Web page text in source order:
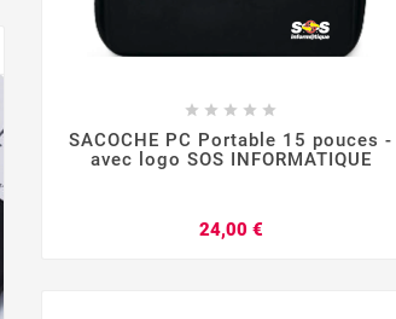
    
SACOCHE PC Portable 15 pouces -
avec logo SOS INFORMATIQUE
24,00 €Prix